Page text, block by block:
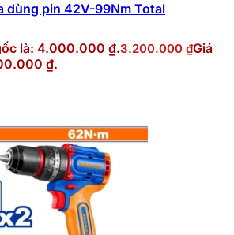
dùng pin 42V-99Nm Total
là: 4.000.000 ₫.3.200.000 ₫Giá
₫.